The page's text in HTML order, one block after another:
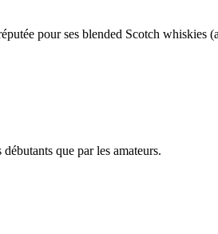
pour ses blended Scotch whiskies
que par les amateurs.